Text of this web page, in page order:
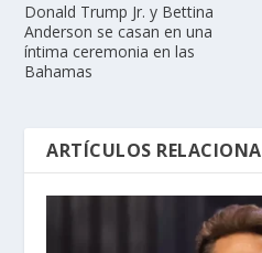
Donald Trump Jr. y Bettina
Anderson se casan en una
íntima ceremonia en las
Bahamas
ARTÍCULOS